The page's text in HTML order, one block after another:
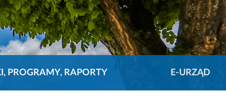
PROGRAMY, RAPORTY E-URZĄD